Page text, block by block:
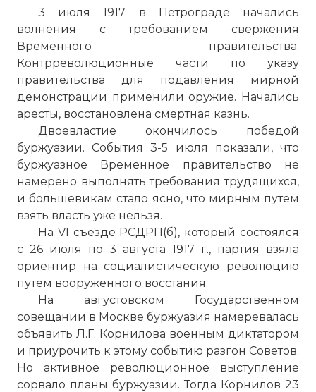
3 июля 1917 в Петрограде начались
волнения с требованием свержения
Временного правительства.
Контрреволюционные части по указу
правительства для подавления мирной
демонстрации применили оружие. Начались
аресты, восстановлена смертная казнь.
Двоевластие окончилось победой
буржуазии. События 3-5 июля показали, что
буржуазное Временное правительство не
намерено выполнять требования трудящихся,
и большевикам стало ясно, что мирным путем
взять власть уже нельзя.
На VI съезде РСДРП(б), который состоялся
с 26 июля по 3 августа 1917 г., партия взяла
ориентир на социалистическую революцию
путем вооруженного восстания.
На августовском Государственном
совещании в Москве буржуазия намеревалась
объявить Л.Г. Корнилова военным диктатором
и приурочить к этому событию разгон Советов.
Но активное революционное выступление
сорвало планы буржуазии. Тогда Корнилов 23